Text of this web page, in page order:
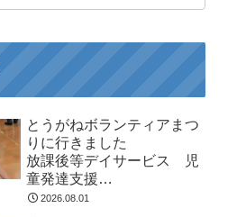
とうがねボランティアまつ
りに行きました
放課後等デイサービス 児
童発達支援
⁕運動療育⁕ ♬音楽療法♬
2026.08.01